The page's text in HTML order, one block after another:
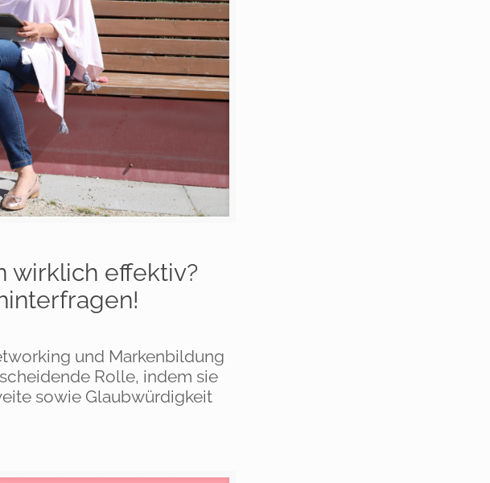
wirklich effektiv?
und Markenbildung
Rolle, indem sie
sowie Glaubwürdigkeit